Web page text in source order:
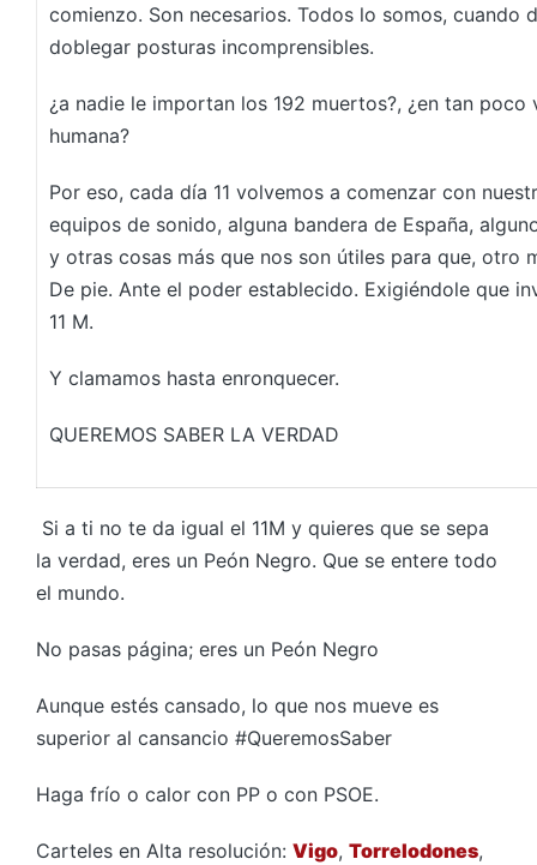
comienzo. Son necesarios. Todos lo somos, cuando
doblegar posturas incomprensibles.
¿a nadie le importan los 192 muertos?, ¿en tan poco
humana?
Por eso, cada día 11 volvemos a comenzar con
equipos de sonido, alguna bandera de España,
y otras cosas más que nos son útiles para que, otro
De pie. Ante el poder establecido. Exigiéndole que
11 M.
Y clamamos hasta enronquecer.
QUEREMOS SABER LA VERDAD
Si a ti no te da igual el 11M y quieres que se sepa
la verdad, eres un Peón Negro. Que se entere todo
el mundo.
No pasas página; eres un Peón Negro
Aunque estés cansado, lo que nos mueve es
superior al cansancio #QueremosSaber
Haga frío o calor con PP o con PSOE.
Carteles en Alta resolución: Vigo, Torrelodones,